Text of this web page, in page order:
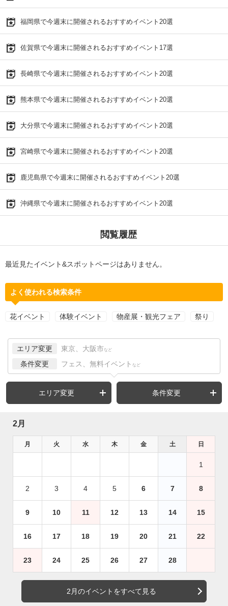
福岡県で今週末に開催されるおすすめイベント20選
佐賀県で今週末に開催されるおすすめイベント17選
長崎県で今週末に開催されるおすすめイベント20選
熊本県で今週末に開催されるおすすめイベント20選
大分県で今週末に開催されるおすすめイベント20選
宮崎県で今週末に開催されるおすすめイベント20選
鹿児島県で今週末に開催されるおすすめイベント20選
沖縄県で今週末に開催されるおすすめイベント20選
閲覧履歴
最近見たイベント&スポットページはありません。
よく使われる検索条件
花イベント 体験イベント 物産展・観光フェア 祭り
エリア変更 東京、大阪市 など
条件変更 フェス、無料イベント など
エリア変更 条件変更
2月
月 火 水 木 金 土 日
1
2 3 4 5 6 7 8
9 10 11 12 13 14 15
16 17 18 19 20 21 22
23 24 25 26 27 28
2月のイベントをすべて見る